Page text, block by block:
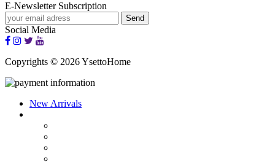
E-Newsletter Subscription
Social Media
Copyrights © 2026 YsettoHome
New Arrivals